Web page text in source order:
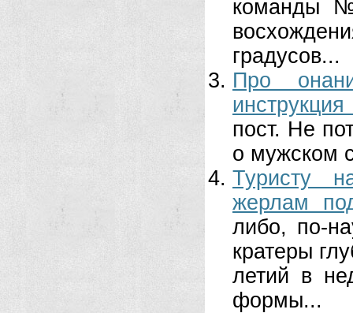
команды
градусов...
Про
пост. Не
о мужском
Туристу
жерлам
либо, по-
кратеры
летий в
формы...